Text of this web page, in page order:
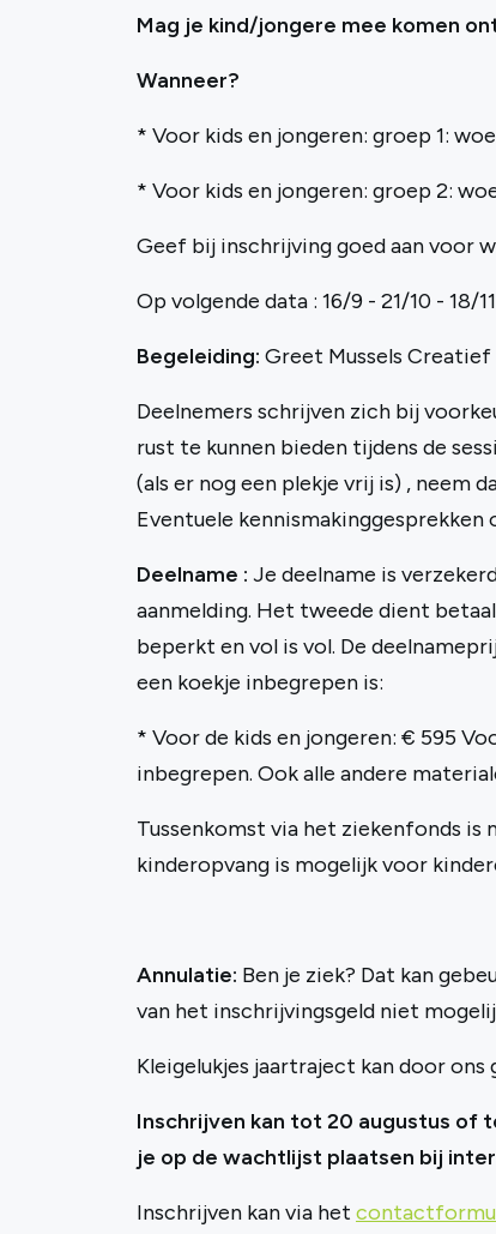
Mag je kind/jongere mee komen
Wanneer?
* Voor kids en jongeren: groep 1:
* Voor kids en jongeren: groep 2:
Geef bij inschrijving goed aan voor
Op volgende data : 16/9 - 21/10 - 18/
Begeleiding: Greet Mussels
Deelnemers schrijven zich bij
rust te kunnen bieden tijdens de
(als er nog een plekje vrij is) , neem
Eventuele
Deelname : Je deelname is
aanmelding. Het tweede dient
beperkt en vol is vol. De
een koekje inbegrepen is:
* Voor de kids en jongeren: € 595
inbegrepen. Ook alle andere
Tussenkomst via het ziekenfonds
kinderopvang is mogelijk voor
Annulatie: Ben je ziek? Dat kan
van het inschrijvingsgeld niet
Kleigelukjes jaartraject kan door
Inschrijven kan tot 20 augustus of
je op de wachtlijst plaatsen bij
Inschrijven kan via het